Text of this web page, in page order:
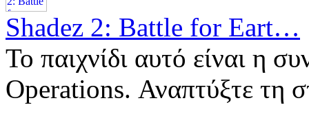
Shadez 2: Battle for Eart…
Το παιχνίδι αυτό είναι η
Operations. Αναπτύξτε τη